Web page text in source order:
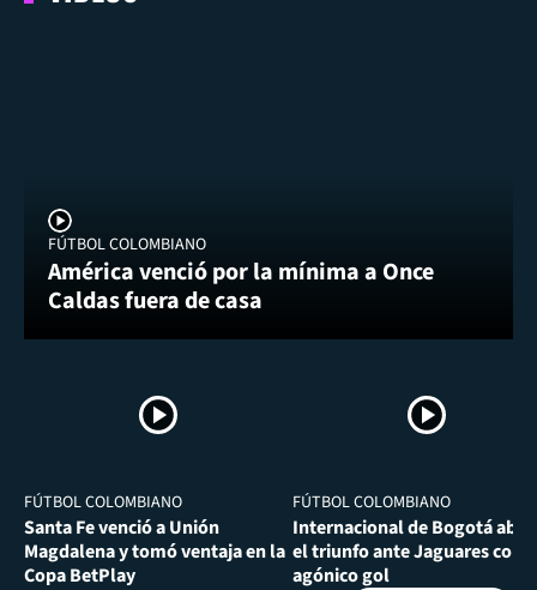
FÚTBOL COLOMBIANO
América venció por la mínima a Once
Caldas fuera de casa
FÚTBOL COLOMBIANO
Santa Fe venció a Unión
Magdalena y tomó ventaja en la
Copa BetPlay
FÚTBOL COLOMBIANO
Internacional de Bogotá
el triunfo ante Jaguares con
agónico gol